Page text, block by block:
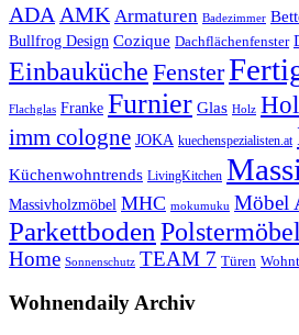
ADA AMK Armaturen Badezimmer
Bullfrog Design Cozique Dachflächenfenster
Einbauküche Fenster
Flachglas Franke Furnier Glas Holz
imm cologne JOKA kuechenspezialisten.at
Küchenwohntrends LivingKitchen
Massivholzmöbel MHC mokumuku Möbel
Parkettboden Polstermöbel
Home Sonnenschutz TEAM 7 Türen
Wohnendaily Archiv